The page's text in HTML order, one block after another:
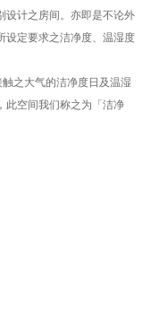
设计之房间。亦即是不论外
设定要求之洁净度、温湿度
触之大气的洁净度日及温湿
此空间我们称之为「洁净